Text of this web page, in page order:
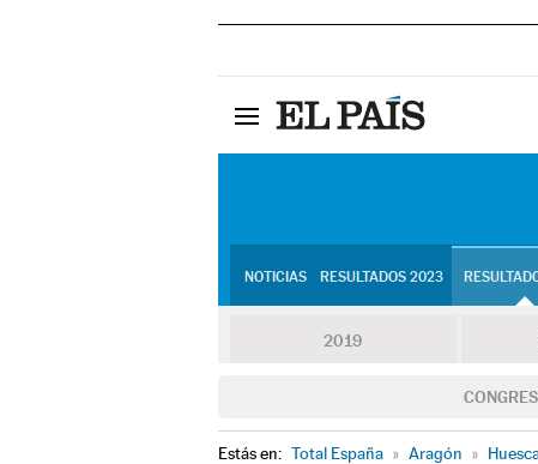
NOTICIAS RESULTADOS 2023
2019
Estás en: Total España » Aragón »